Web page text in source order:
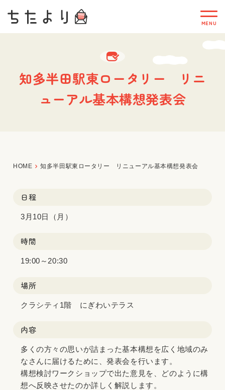
知多半田駅東ロータリー リニ
ューアル基本構想発表会
HOME 知多半田駅東ロータリー リニューアル基本構想発表会
日程
3月10日（月）
時間
19:00～20:30
場所
クラシティ1階 にぎわいテラス
内容
多くの方々の思いが詰まった基本構想を広く地域のみ
なさんに届けるために、発表会を行います。
構想検討ワークショップで出た意見を、どのように構
想へ反映させたのか詳しく解説します。